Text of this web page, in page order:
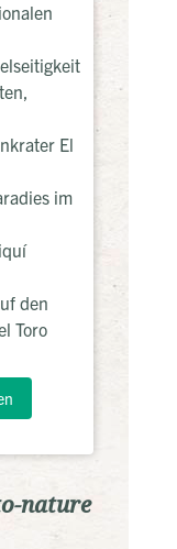
nature
El
im
den
Toro